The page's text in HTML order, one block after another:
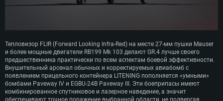
Тепловизор FLIR (Forward Looking Infra-Red) на месте 27-мм пушки Mauser
и более мощные двигатели RB199 Mk 103 делают GR.4 лучше своего
предшественника практически по всем аспектам боевой эффективности.
Внушительный арсенал обычных и корректируемых авиабомб с
появлением прицельного контейнера LITENING пополняется «умными»
бомбами Paveway IV и EGBU-24B Paveway III. Эти боеприпасы имеют
комбинированное спутниковое и лазерное наведение, а значит
обеспечивают точное поражение выбранной области, не подвергая